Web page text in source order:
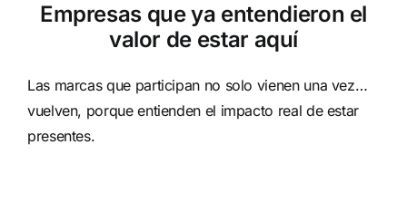
Empresas que ya entendieron el
valor de estar aquí
Las marcas que participan no solo vienen una vez…
vuelven, porque entienden el impacto real de estar
presentes.